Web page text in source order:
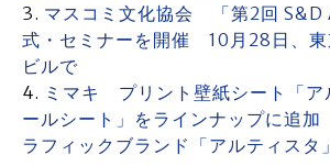
マスコミ文化協会 「第2回 S&D
式・セミナーを開催 10月28日、東
ビルで
ミマキ プリント壁紙シート「ア
ールシート」をラインナップに追
ラフィックブランド「アルティスタ